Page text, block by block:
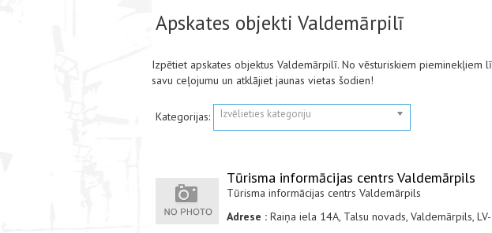
Apskates objekti Valdemārpilī
Izpētiet apskates objektus Valdemārpilī. No vēsturiskiem
savu ceļojumu un atklājiet jaunas vietas šodien!
Kategorijas: Izvēlieties kategoriju
Tūrisma informācijas centrs Valdemārpils
Tūrisma informācijas centrs Valdemārpils
Adrese : Raiņa iela 14A, Talsu novads, Valdemārpils,